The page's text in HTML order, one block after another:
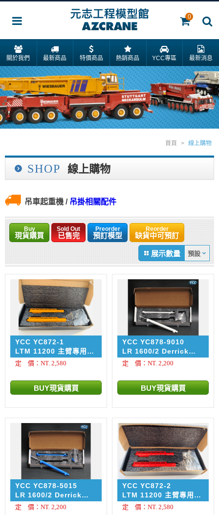
0
關於我們 最新商品 特價商品 熱銷商品 YCC專區 最新消息
SHOP 線上購物
首頁 > 線上購物
吊車起重機 / 吊掛相關配件
Buy
現貨購買
Sold Out
已售完
Preorder
預訂模型
Reorder
缺貨中可預訂
展示數量
YCC YC872-1
LTM 11200 主臂專用金
屬千斤鼎 原廠黃色塗裝
定 價：NT. 2,580
YCC YC878-9010
LR 1600/2 Derrick
Mast 專用金屬千斤鼎配
件 純白色 Pure White /
定 價：NT. 2,200
YCC YC878-5015
LR 1600/2 Derrick
Mast 專用金屬千斤鼎配
件 天空藍 Sky Blue /
定 價：NT. 2,200
YCC YC872-2
LTM 11200 主臂專用金
屬千斤鼎 MAMMOET紅
色塗裝
定 價：NT. 2,580